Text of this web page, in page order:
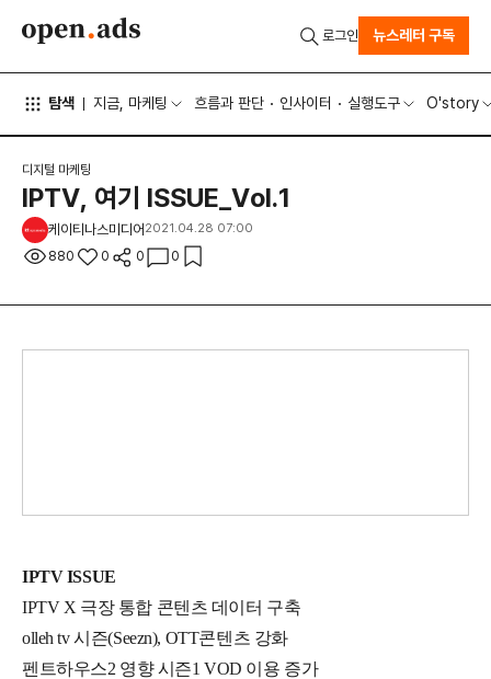
탐색 지금, 마케팅 흐름과 판단 인사이터 실행도구 O'story
로그인 뉴스레터 구독
디지털 마케팅
IPTV, 여기 ISSUE_Vol.1
케이티나스미디어 2021.04.28 07:00
880 0 0 0
IPTV ISSUE
IPTV X 극장 통합 콘텐츠 데이터 구축
olleh tv 시즌(Seezn), OTT콘텐츠 강화
펜트하우스2 영향 시즌1 VOD 이용 증가